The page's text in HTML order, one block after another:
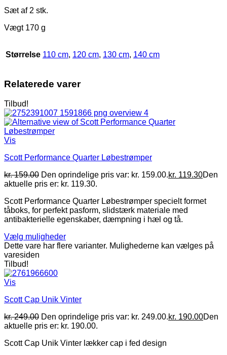
Sæt af 2 stk.
Vægt 170 g
Størrelse 110 cm, 120 cm, 130 cm, 140 cm
Relaterede varer
Tilbud!
Vis
Scott Performance Quarter Løbestrømper
kr.159.00 Den oprindelige pris var: kr. 159.00.kr. 119.30Den
aktuelle pris er: kr. 119.30.
Scott Performance Quarter Løbestrømper specielt formet
tåboks, for perfekt pasform, slidstærk materiale med
antibakterielle egenskaber, dæmpning i hæl og tå.
Vælg muligheder
Dette vare har flere varianter. Mulighederne kan vælges på
varesiden
Tilbud!
Vis
Scott Cap Unik Vinter
kr.249.00 Den oprindelige pris var: kr. 249.00.kr. 190.00Den
aktuelle pris er: kr. 190.00.
Scott Cap Unik Vinter lækker cap i fed design